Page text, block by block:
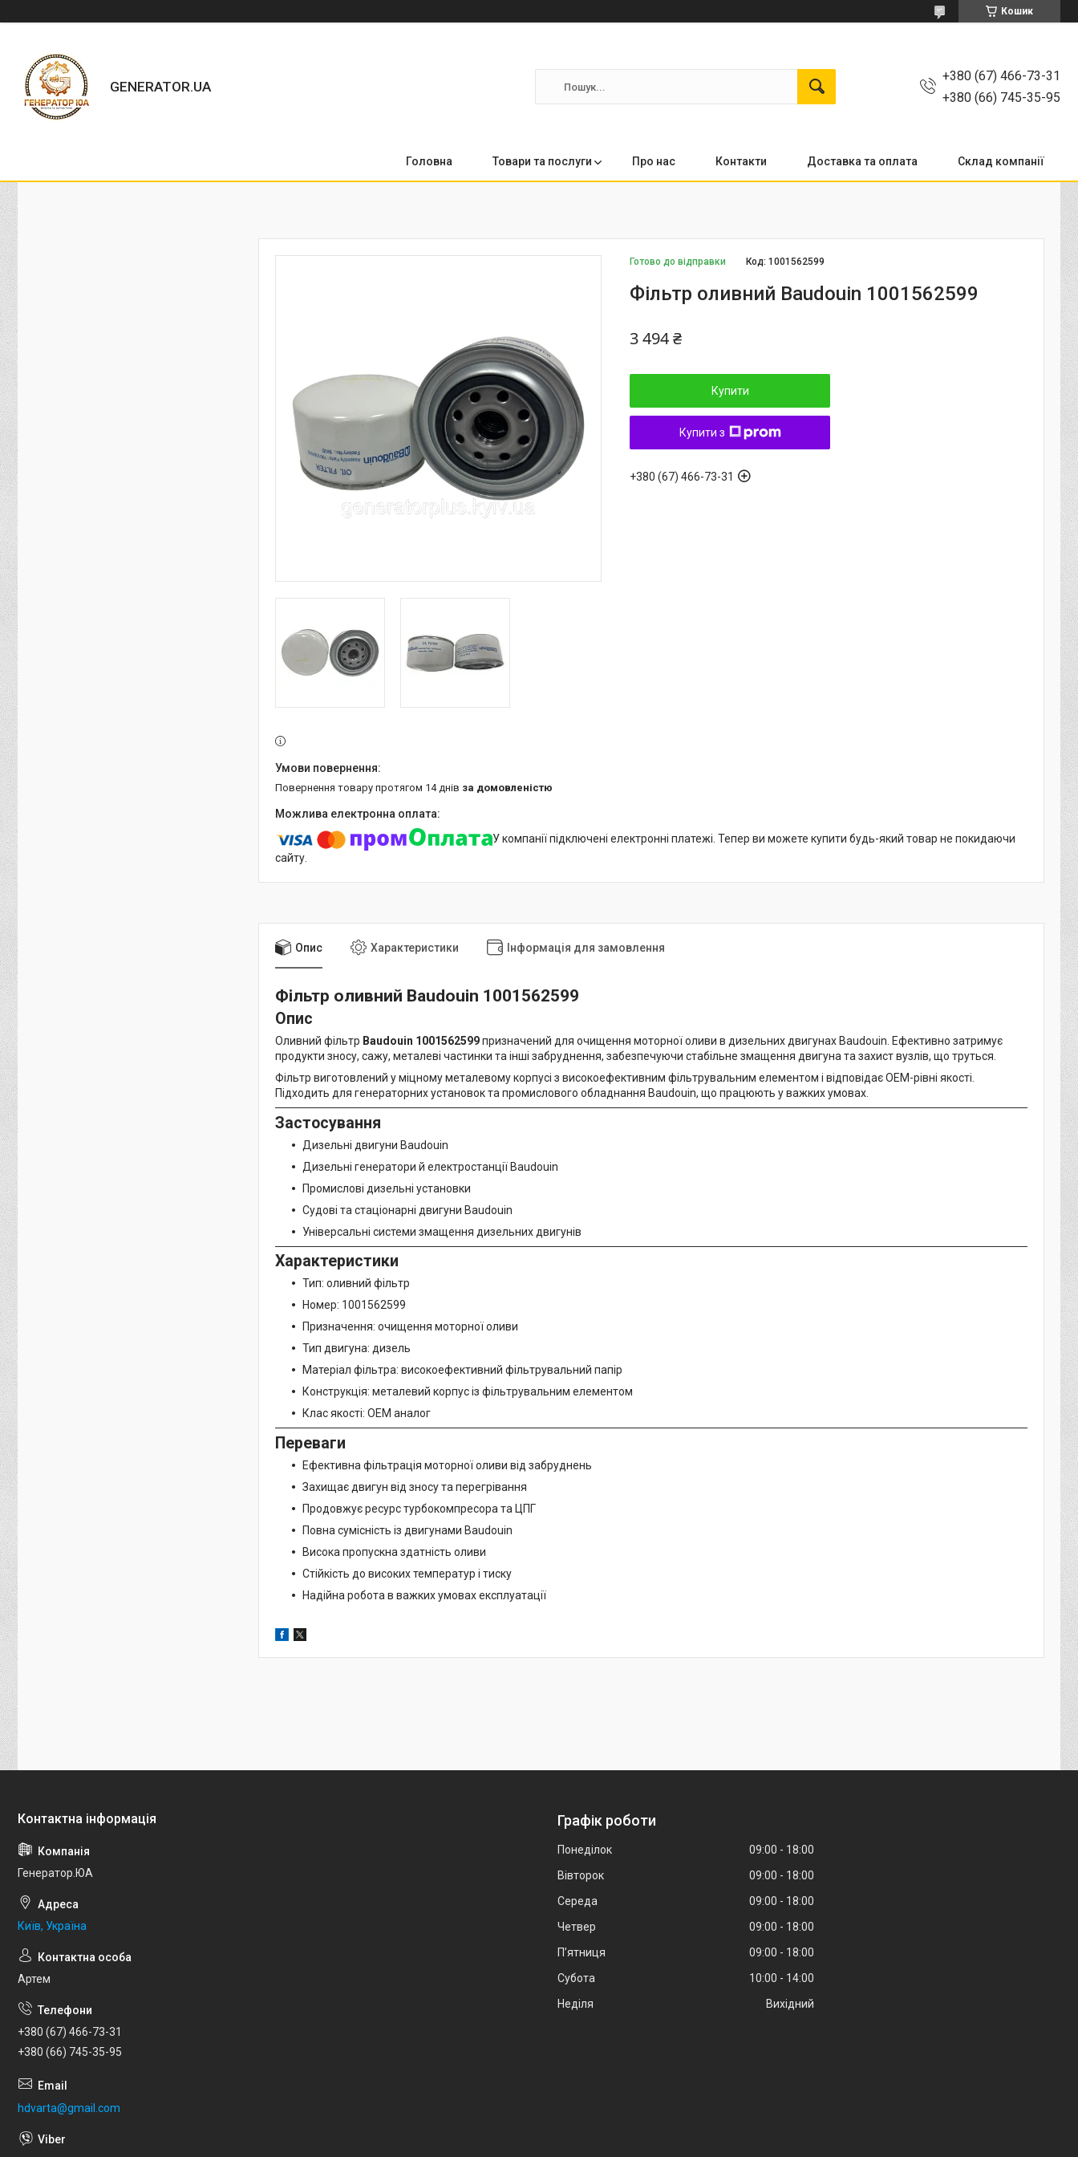
Кошик
GENERATOR.UA
+380 (67) 466-73-31
+380 (66) 745-35-95
Головна Товари та послуги Про нас Контакти Доставка та оплата Склад компанії
Готово до відправки Код:1001562599
Фільтр оливний Baudouin 1001562599
3 494 ₴
Купити
Купити з
+380 (67) 466-73-31
повернення товару протягом 14 днів за домовленістю
У компанії підключені електронні платежі. Тепер ви можете купити будь-який товар не покидаючи
сайту.
Опис Характеристики Інформація для замовлення
Фільтр оливний Baudouin 1001562599
Опис
Оливний фільтр Baudouin 1001562599призначений для очищення моторної оливи в дизельних двигунах Baudouin. Ефективно затримує
продукти зносу, сажу, металеві частинки та інші забруднення, забезпечуючи стабільне змащення двигуна та захист вузлів, що труться.
Фільтр виготовлений у міцному металевому корпусі з високоефективним фільтрувальним елементом і відповідає OEM-рівні якості.
Підходить для генераторних установок та промислового обладнання Baudouin, що працюють у важких умовах.
Застосування
Дизельні двигуни Baudouin
Дизельні генератори й електростанції Baudouin
Промислові дизельні установки
Судові та стаціонарні двигуни Baudouin
Універсальні системи змащення дизельних двигунів
Характеристики
Тип: оливний фільтр
Номер: 1001562599
Призначення: очищення моторної оливи
Тип двигуна: дизель
Матеріал фільтра: високоефективний фільтрувальний папір
Конструкція: металевий корпус із фільтрувальним елементом
Клас якості: OEM аналог
Переваги
Ефективна фільтрація моторної оливи від забруднень
Захищає двигун від зносу та перегрівання
Продовжує ресурс турбокомпресора та ЦПГ
Повна сумісність із двигунами Baudouin
Висока пропускна здатність оливи
Стійкість до високих температур і тиску
Надійна робота в важких умовах експлуатації
Генератор.ЮА
Київ, Україна
Артем
+380 (67) 466-73-31
+380 (66) 745-35-95
hdvarta@gmail.com
Графік роботи
Понеділок 09:00
18:00
Вівторок
09:00
18:00
Середа
09:00
18:00
Четвер
09:00
18:00
Пʼятниця
09:00
18:00
Субота
10:00
14:00
Неділя
Вихідний